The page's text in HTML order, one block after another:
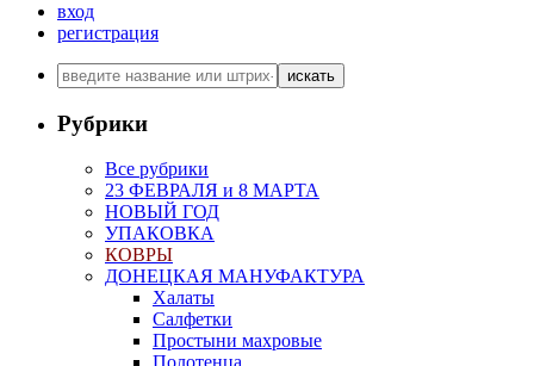
вход
регистрация
искать
Рубрики
Все рубрики
23 ФЕВРАЛЯ и 8 МАРТА
НОВЫЙ ГОД
УПАКОВКА
КОВРЫ
ДОНЕЦКАЯ МАНУФАКТУРА
Халаты
Салфетки
Простыни махровые